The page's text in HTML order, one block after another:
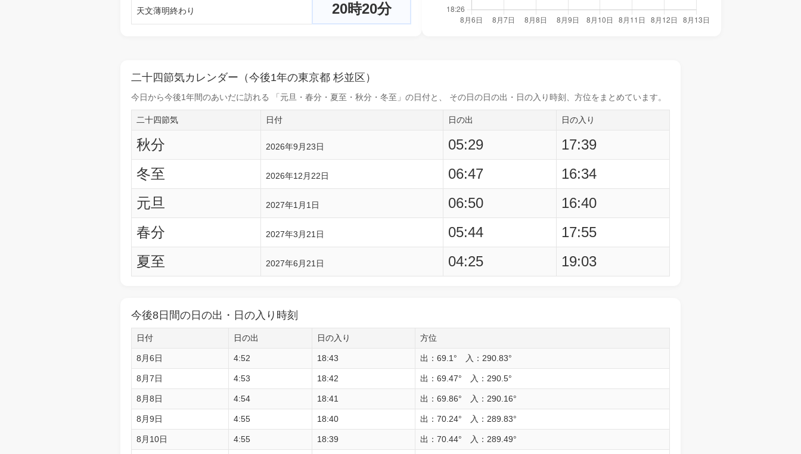
天文薄明終わり 20時20分
二十四節気カレンダー（今後1年の東京都 杉並区）
今日から今後1年間のあいだに訪れる 「元旦・春分・夏至・秋分・冬至」の日付と、 その日の日の出・日の入り時刻 、方位をまとめています。
二十四節気 日付 日の出 日の入り
秋分 2026年9月23日 05:29
17:39
冬至
2026年12月22日 06:47
16:34
元旦
2027年1月1日 06:50
16:40
春分
2027年3月21日 05:44
17:55
夏至
2027年6月21日 04:25 19:03
今後8日間の日の出・日の入り時刻
日付 日の出 日の入り 方位
8月6日 4:52 18:43 出：69.1° 入：290.83°
8月7日 4:53 18:42 出：69.47° 入：290.5°
8月8日 4:54 18:41 出：69.86° 入：290.16°
8月9日 4:55 18:40 出：70.24° 入：289.83°
8月10日 4:55 18:39 出：70.44° 入：289.49°